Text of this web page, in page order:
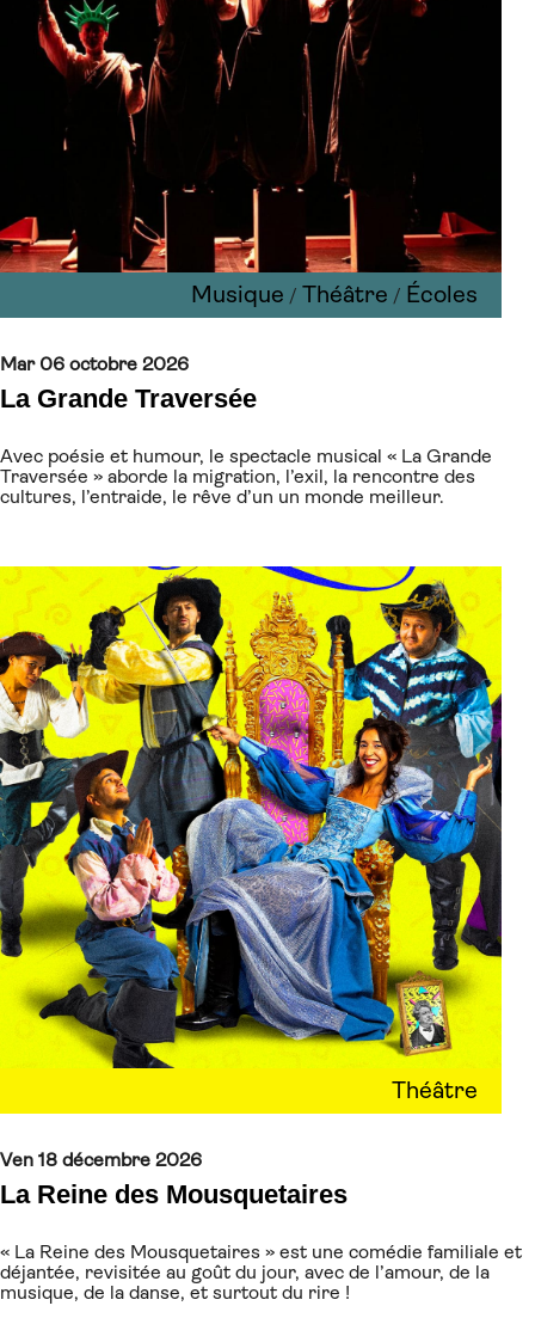
Musique / Théâtre / Écoles
Mar 06 octobre 2026
La Grande Traversée
Avec poésie et humour, le spectacle musical « La Grande
Traversée » aborde la migration, l’exil, la rencontre des
cultures, l’entraide, le rêve d’un un monde meilleur.
Théâtre
Ven 18 décembre 2026
La Reine des Mousquetaires
« La Reine des Mousquetaires » est une comédie familiale et
déjantée, revisitée au goût du jour, avec de l’amour, de la
musique, de la danse, et surtout du rire !